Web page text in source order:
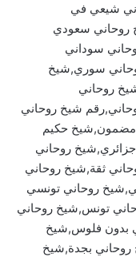
شيعي في
روحاني سعودي
سوداني
سوري,شيخ
روحاني
شيخ روحاني
مضمون,شيخ حكيم
روحاني
ثقة,شيخ روحاني
روحاني تونسي
تونس,شيخ روحاني
بدون فلوس,شيخ
روحاني بجدة,شيخ